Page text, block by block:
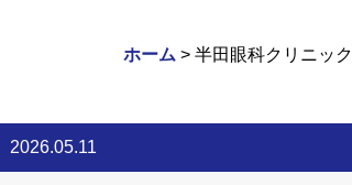
ホーム > 半田眼科クリニック
2026.05.11